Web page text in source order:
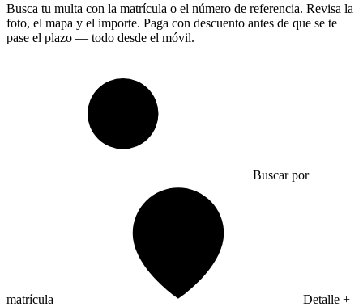
Busca tu multa con la matrícula o el número de referencia. Revisa la
foto, el mapa y el importe. Paga con descuento antes de que se te
pase el plazo — todo desde el móvil.
Buscar por
matrícula Detalle +